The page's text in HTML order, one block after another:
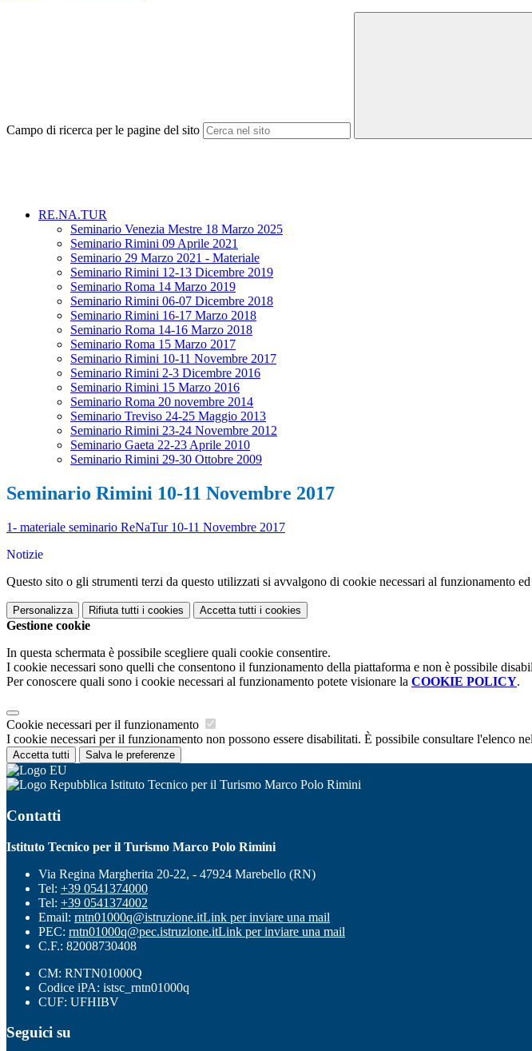
Campo di ricerca per le pagine del sito
RE.NA.TUR
Seminario Venezia Mestre 18 Marzo 2025
Seminario Rimini 09 Aprile 2021
Seminario 29 Marzo 2021 - Materiale
Seminario Rimini 12-13 Dicembre 2019
Seminario Roma 14 Marzo 2019
Seminario Rimini 06-07 Dicembre 2018
Seminario Rimini 16-17 Marzo 2018
Seminario Roma 14-16 Marzo 2018
Seminario Roma 15 Marzo 2017
Seminario Rimini 10-11 Novembre 2017
Seminario Rimini 2-3 Dicembre 2016
Seminario Rimini 15 Marzo 2016
Seminario Roma 20 novembre 2014
Seminario Treviso 24-25 Maggio 2013
Seminario Rimini 23-24 Novembre 2012
Seminario Gaeta 22-23 Aprile 2010
Seminario Rimini 29-30 Ottobre 2009
Seminario Rimini 10-11 Novembre 2017
1- materiale seminario ReNaTur 10-11 Novembre 2017
Notizie
Questo sito o gli strumenti terzi da questo utilizzati si avvalgono di cookie necessari al funzionamento
Personalizza Rifiuta tutti i cookies Accetta tutti i cookies
Gestione cookie
In questa schermata è possibile scegliere quali cookie consentire.
I cookie necessari sono quelli che consentono il funzionamento della piattaforma e non è possibile
Per conoscere quali sono i cookie necessari al funzionamento potete visionare la COOKIE POLICY.
Cookie necessari per il funzionamento
I cookie necessari per il funzionamento non possono essere disabilitati. È possibile consultare l'elenco
Accetta tutti Salva le preferenze
Istituto Tecnico per il Turismo Marco Polo Rimini
Contatti
Istituto Tecnico per il Turismo Marco Polo Rimini
Via Regina Margherita 20-22, - 47924 Marebello (RN)
Tel: +39 0541374000
Tel: +39 0541374002
Email: rntn01000q@istruzione.itLink per inviare una mail
PEC: rntn01000q@pec.istruzione.itLink per inviare una mail
C.F.: 82008730408
CM: RNTN01000Q
Codice iPA: istsc_rntn01000q
CUF: UFHIBV
Seguici su